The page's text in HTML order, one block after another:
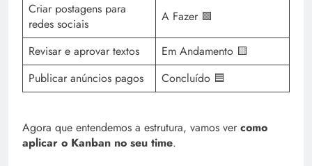
Criar postagens para
redes sociais
A Fazer 🟩
Revisar e aprovar textos
Em Andamento 🟨
Publicar anúncios pagos
Concluído 🟦
Agora que entendemos a estrutura, vamos ver como
aplicar o Kanban no seu time.